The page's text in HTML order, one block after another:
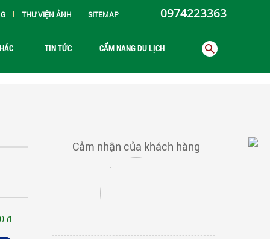
0974223363
THƯ VIỆN ẢNH SITEMAP
TIN TỨC CẨM NANG DU LỊCH
đ
Cảm nhận của khách hàng